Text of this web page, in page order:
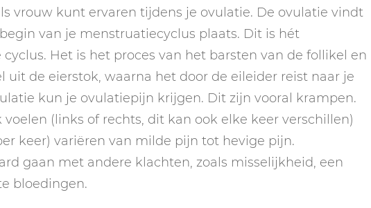
vrouw kunt ervaren tijdens je ovulatie. De ovulatie vindt
van je menstruatiecyclus plaats. Dit is hét
Het is het proces van het barsten van de follikel en
uit de eierstok, waarna het door de eileider reist naar je
kun je ovulatiepijn krijgen. Dit zijn vooral krampen.
(links of rechts, dit kan ook elke keer verschillen)
keer) variëren van milde pijn tot hevige pijn.
gaan met andere klachten, zoals misselijkheid, een
bloedingen.